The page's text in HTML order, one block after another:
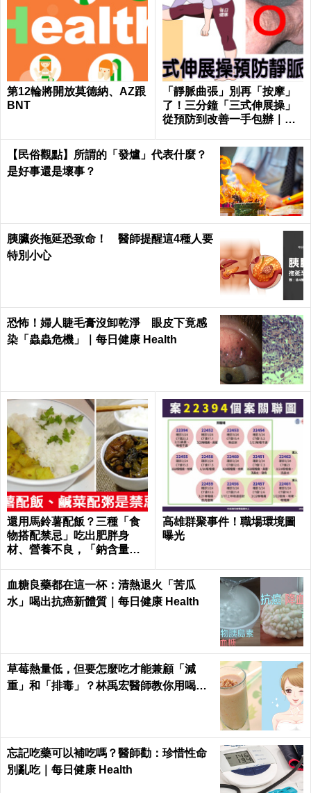
第12輪將開放莫德納、AZ跟
BNT
「靜脈曲張」別再「按摩」
了！三分鐘「三式伸展操」
從預防到改善一手包辦｜每
【民俗觀點】所謂的「發爐」代表什麼？
是好事還是壞事？
胰臟炎拖延恐致命！ 醫師提醒這4種人要
特別小心
恐怖！婦人睫毛膏沒卸乾淨 眼皮下竟感
染「蟲蟲危機」｜每日健康 Health
還用馬鈴薯配飯？三種「食
物搭配禁忌」吃出肥胖身
材、營養不良，「鈉含量」
高雄群聚事件！職場環境圖
曝光
血糖良藥都在這一杯：清熱退火「苦瓜
水」喝出抗癌新體質｜每日健康 Health
草莓熱量低，但要怎麼吃才能兼顧「減
重」和「排毒」？林禹宏醫師教你用喝的
忘記吃藥可以補吃嗎？醫師勸：珍惜性命
別亂吃｜每日健康 Health